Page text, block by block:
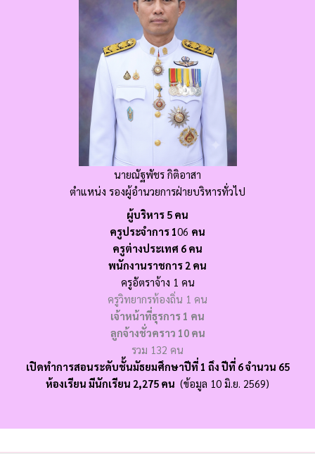
นายณัฐพัชร กิติอาสา
ตำแหน่ง รองผู้อำนวยการฝ่ายบริหารทั่วไป
ผู้บริหาร 5 คน
ครูประจำการ 106 คน
ครูต่างประเทศ 6 คน
พนักงานราชการ 2 คน
ครูอัตราจ้าง 1 คน
ครูวิทยากรท้องถิ่น 1 คน
เจ้าหน้าที่ธุรการ 1 คน
ลูกจ้างชั่วคราว 10 คน
รวม 132 คน
เปิดทำการสอนระดับชั้นมัธยมศึกษาปีที่ 1 ถึง ปีที่ 6 จำนวน 65
ห้องเรียน มีนักเรียน 2,275 คน (ข้อมูล 10 มิ.ย. 2569)